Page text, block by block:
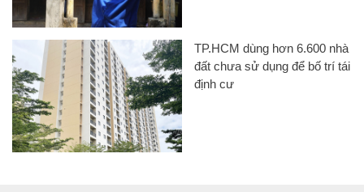
TP.HCM dùng hơn 6.600 nhà
đất chưa sử dụng để bố trí tái
định cư